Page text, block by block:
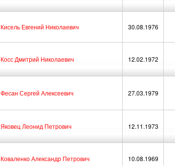
Кисель Евгений Николаевич 30.08.1976
Косс Дмитрий Николаевич 12.02.1972
Фесан Сергей Алексеевич 27.03.1979
Яковец Леонид Петрович 12.11.1973
Коваленко Александр Петрович 10.08.1969